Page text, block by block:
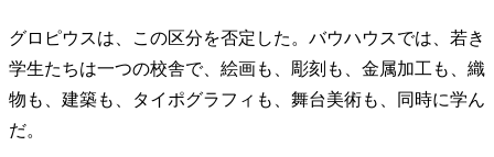
グロピウスは、この区分を否定した。バウハウスでは、若き
学生たちは一つの校舎で、絵画も、彫刻も、金属加工も、織
物も、建築も、タイポグラフィも、舞台美術も、同時に学ん
だ。